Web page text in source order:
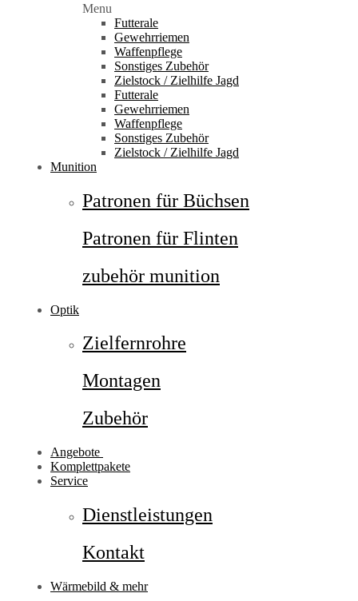
Menu
Futterale
Gewehrriemen
Waffenpflege
Sonstiges Zubehör
Zielstock / Zielhilfe Jagd
Futterale
Gewehrriemen
Waffenpflege
Sonstiges Zubehör
Zielstock / Zielhilfe Jagd
Munition
Patronen für Büchsen
Patronen für Flinten
zubehör munition
Optik
Zielfernrohre
Montagen
Zubehör
Angebote
Komplettpakete
Service
Dienstleistungen
Kontakt
Wärmebild & mehr